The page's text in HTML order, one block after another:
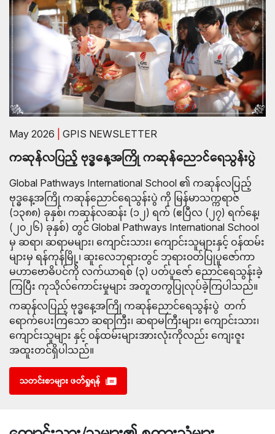
May 2026 GPIS NEWSLETTER
ကဆုန်လပြည့် ဗုဒ္ဓနေ့အကြို ကဆုန်ညောင်ရေသွန်းပွဲ
Global Pathways International School ၏ ကဆုန်လပြည့်
ဗုဒ္ဓနေ့အကြို ကဆုန်ညောင်ရေသွန်းပွဲ ကို မြန်မာသက္ကရာဇ်
(၁၃၈၈) ခုနှစ်၊ ကဆုန်လဆန်း (၁၂) ရက် (ဧပြီလ (၂၇) ရက်နေ့၊
(၂၀၂၆) ခုနှစ်) တွင် Global Pathways International School
မှ ဆရာ၊ ဆရာမများ၊ ကျောင်းသား၊ ကျောင်းသူများနှင့် ဝန်ထမ်း
များမှ ရန်ကုန်မြို့၊ ဆူးလေဘုရားတွင် ဘုရား၀တ်ပြုပူဇော်ကာ
မဟာဗောဓိပင်ကို လက်ယာရစ် (၃) ပတ်ပူဇော် ညောင်ရေသွန်းခဲ့
ကြပြီး ကုသိုလ်ကောင်းမှုများ အတူတကွပြုလုပ်ခဲ့ကြပါသည်။
ကဆုန်လပြည့် ဗုဒ္ဓနေ့အကြို ကဆုန်ညောင်ရေသွန်းပွဲ  တက်
ရောက်ပေးကြသော ဆရာကြီး၊ ဆရာမကြီးများ၊ ကျောင်းသား၊
ကျောင်းသူများ နှင့် ၀န်ထမ်းများအားလုံးကိုလည်း ကျေးဇူး
အထူးတင်ရှိပါသည်။
သတင်းစာများ ဖတ်ရှုရန်